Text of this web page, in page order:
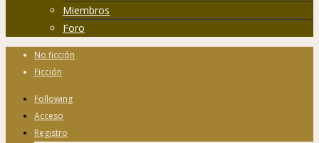
Miembros
Foro
No ficción
Ficción
Following
Acceso
Registro